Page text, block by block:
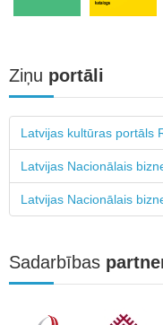
Ziņu portāli
Latvijas kultūras portāls
Latvijas Nacionālais
Latvijas Nacionālais
Sadarbības